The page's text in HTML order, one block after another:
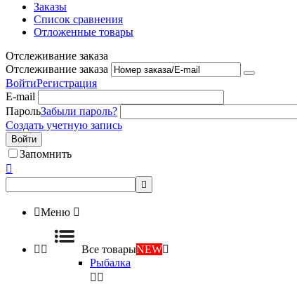
Заказы
Список сравнения
Отложенные товары
Отслеживание заказа
Отслеживание заказа
ВойтиРегистрация
E-mail
ПарольЗабыли пароль?
Создать учетную запись
Войти
Запомнить


Меню 
  Все товарыNEW
Рыбалка
 